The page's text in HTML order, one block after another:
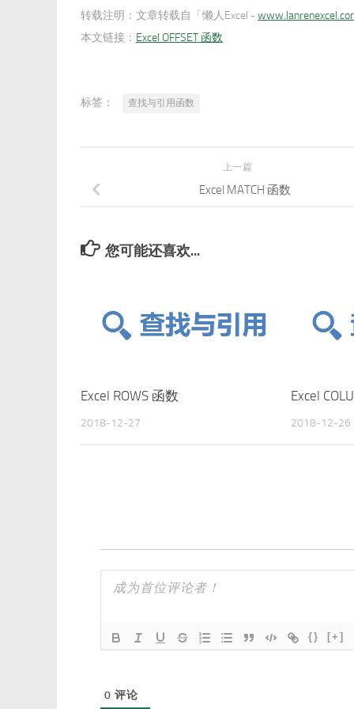
转载注明： 文章转载自「懒人Excel -
本文链接： Excel OFFSET 函数
标签： 查找与引用函数
上一篇
Excel MATCH 函数
您可能还喜欢...
Excel ROWS 函数
2018-12-27
Excel
2018-12-26
{} [+]
0 评论